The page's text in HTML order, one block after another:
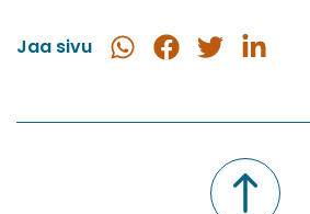
palveluun)
Jaa sivu
Jaa
Jaa
Jaa
Jaa